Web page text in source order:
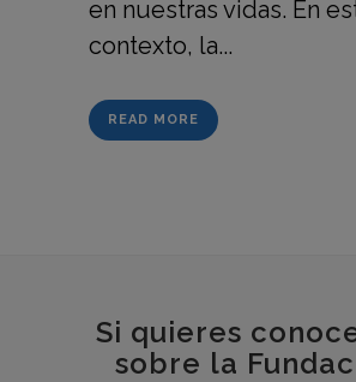
en nuestras vidas. En
contexto, la...
READ MORE
Si quieres
sobre la